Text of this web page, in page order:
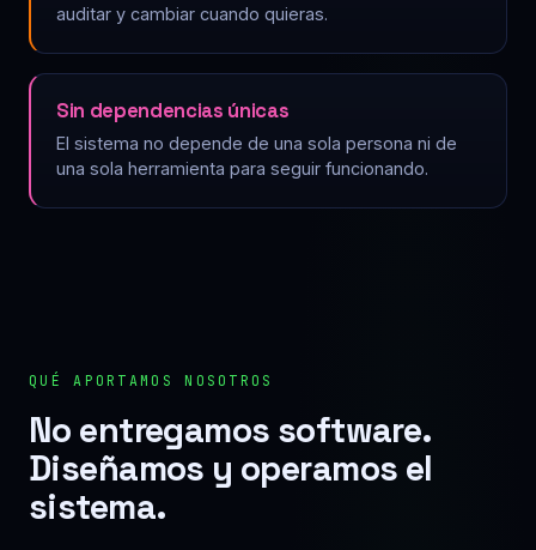
auditar y cambiar cuando quieras.
Sin dependencias únicas
El sistema no depende de una sola persona ni de
una sola herramienta para seguir funcionando.
QUÉ APORTAMOS NOSOTROS
No entregamos software.
Diseñamos y operamos el
sistema.